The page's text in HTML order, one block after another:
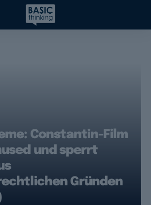
Constantin-Film
und sperrt
Gründen